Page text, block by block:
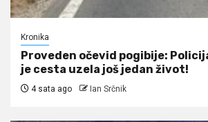
Kronika
Proveden očevid pogibije:
je cesta uzela još jedan život!
4 sata ago Ian Srčnik